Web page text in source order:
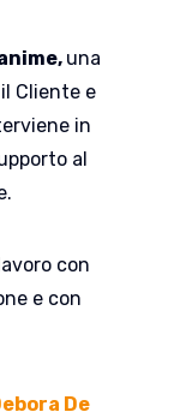
una
Cliente e
in
al
con
e con
De